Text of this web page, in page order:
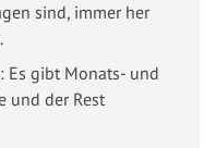
sind, immer her
Es gibt Monats- und
und der Rest